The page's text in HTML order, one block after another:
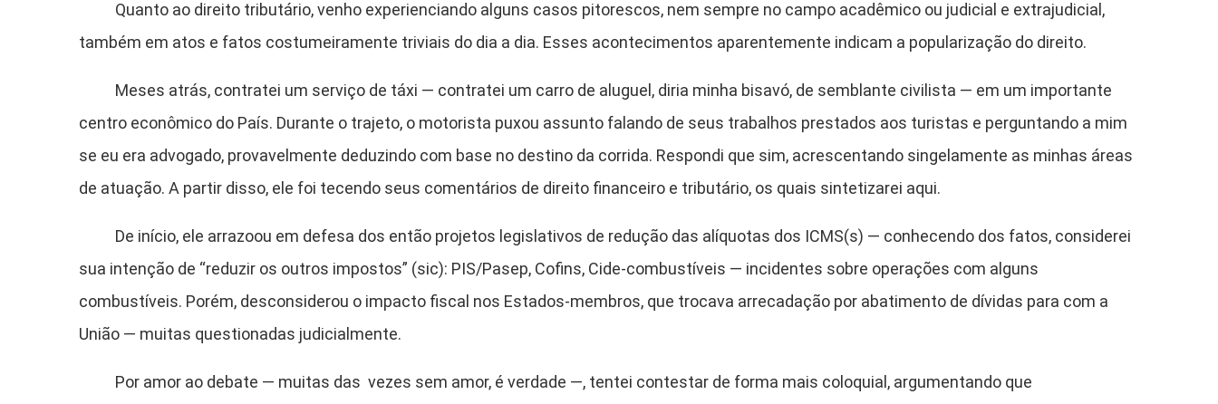
Quanto ao direito tributário, venho experienciando alguns casos pitorescos, nem sempre no campo acadêmico ou judicial e extrajudicial,
também em atos e fatos costumeiramente triviais do dia a dia. Esses acontecimentos aparentemente indicam a popularização do direito.
Meses atrás, contratei um serviço de táxi — contratei um carro de aluguel, diria minha bisavó, de semblante civilista — em um importante
centro econômico do País. Durante o trajeto, o motorista puxou assunto falando de seus trabalhos prestados aos turistas e perguntando a mim
se eu era advogado, provavelmente deduzindo com base no destino da corrida. Respondi que sim, acrescentando singelamente as minhas áreas
de atuação. A partir disso, ele foi tecendo seus comentários de direito financeiro e tributário, os quais sintetizarei aqui.
De início, ele arrazoou em defesa dos então projetos legislativos de redução das alíquotas dos ICMS(s) — conhecendo dos fatos, considerei
sua intenção de “reduzir os outros impostos” (sic): PIS/Pasep, Cofins, Cide-combustíveis — incidentes sobre operações com alguns
combustíveis. Porém, desconsiderou o impacto fiscal nos Estados-membros, que trocava arrecadação por abatimento de dívidas para com a
União — muitas questionadas judicialmente.
Por amor ao debate — muitas das vezes sem amor, é verdade —, tentei contestar de forma mais coloquial, argumentando que